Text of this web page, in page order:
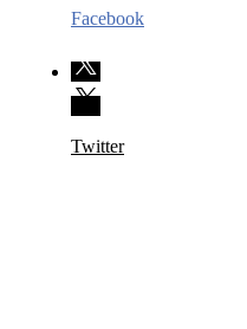
Facebook
Twitter